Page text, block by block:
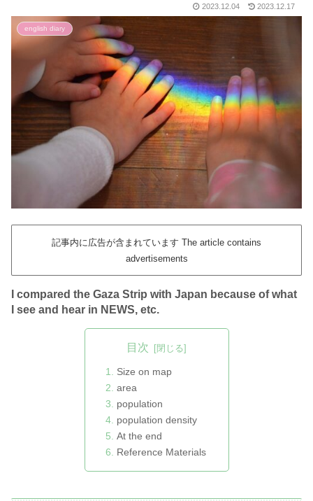
2023.12.04 2023.12.17
english diary
記事内に広告が含まれています The article contains
advertisements
I compared the Gaza Strip with Japan because of what
I see and hear in NEWS, etc.
目次
Size on map
area
population
population density
At the end
Reference Materials